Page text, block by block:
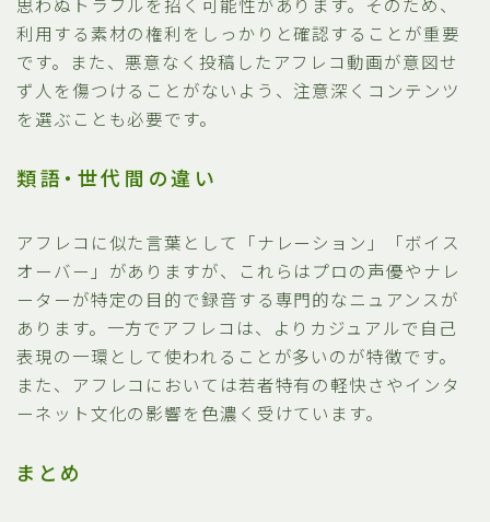
利用する素材の権利をしっかりと確認することが重要
です。また、悪意なく投稿したアフレコ動画が意図せ
ず人を傷つけることがないよう、注意深くコンテンツ
を選ぶことも必要です。
類語・世代間の違い
アフレコに似た言葉として「ナレーション」「ボイス
オーバー」がありますが、これらはプロの声優やナレ
ーターが特定の目的で録音する専門的なニュアンスが
あります。一方でアフレコは、よりカジュアルで自己
表現の一環として使われることが多いのが特徴です。
また、アフレコにおいては若者特有の軽快さやインタ
ーネット文化の影響を色濃く受けています。
まとめ